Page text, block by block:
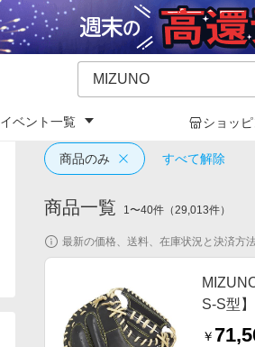
イベント一覧 ショッ
トップ 」の検索結果
商品のみ すべて解除
商品一覧 1〜40件 （29,013件）
最新の価格、送料、在庫状況と決済方
S-S型
￥